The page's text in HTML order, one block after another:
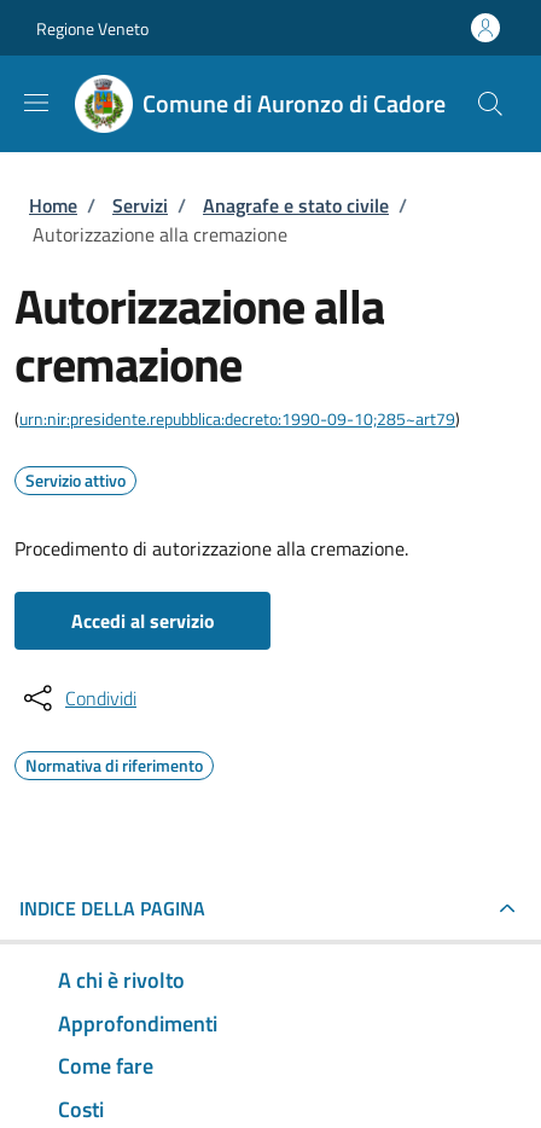
Regione Veneto
Comune di Auronzo di Cadore
Briciole di pane
Home / Servizi / Anagrafe e stato civile /
Autorizzazione alla cremazione
Autorizzazione alla
cremazione
(urn:nir:presidente.repubblica:decreto:1990-09-10;285~art79)
Servizio attivo
Procedimento di autorizzazione alla cremazione.
Accedi al servizio
Condividi
Normativa di riferimento
INDICE DELLA PAGINA
A chi è rivolto
Approfondimenti
Come fare
Costi